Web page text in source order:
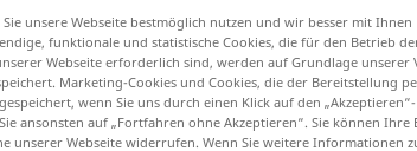
unsere Webseite bestmöglich nutzen und wir besser mit Ihnen
funktionale und statistische Cookies, die für den Betrieb
Webseite erforderlich sind, werden auf Grundlage unserer
Marketing-Cookies und Cookies, die der Bereitstellung
wenn Sie uns durch einen Klick auf den
ansonsten auf „Fortfahren ohne Akzeptieren“. Sie können
unserer Webseite widerrufen. Wenn Sie weitere Informationen